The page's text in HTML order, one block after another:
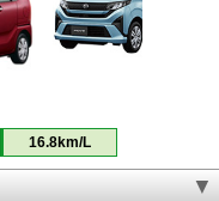
16.8km/L